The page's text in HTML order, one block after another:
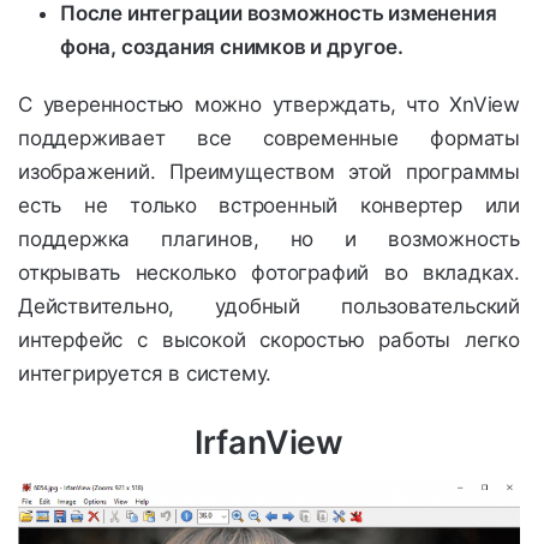
После интеграции возможность изменения
фона, создания снимков и другое.
С уверенностью можно утверждать, что XnView
поддерживает все современные форматы
изображений. Преимуществом этой программы
есть не только встроенный конвертер или
поддержка плагинов, но и возможность
открывать несколько фотографий во вкладках.
Действительно, удобный пользовательский
интерфейс с высокой скоростью работы легко
интегрируется в систему.
IrfanView